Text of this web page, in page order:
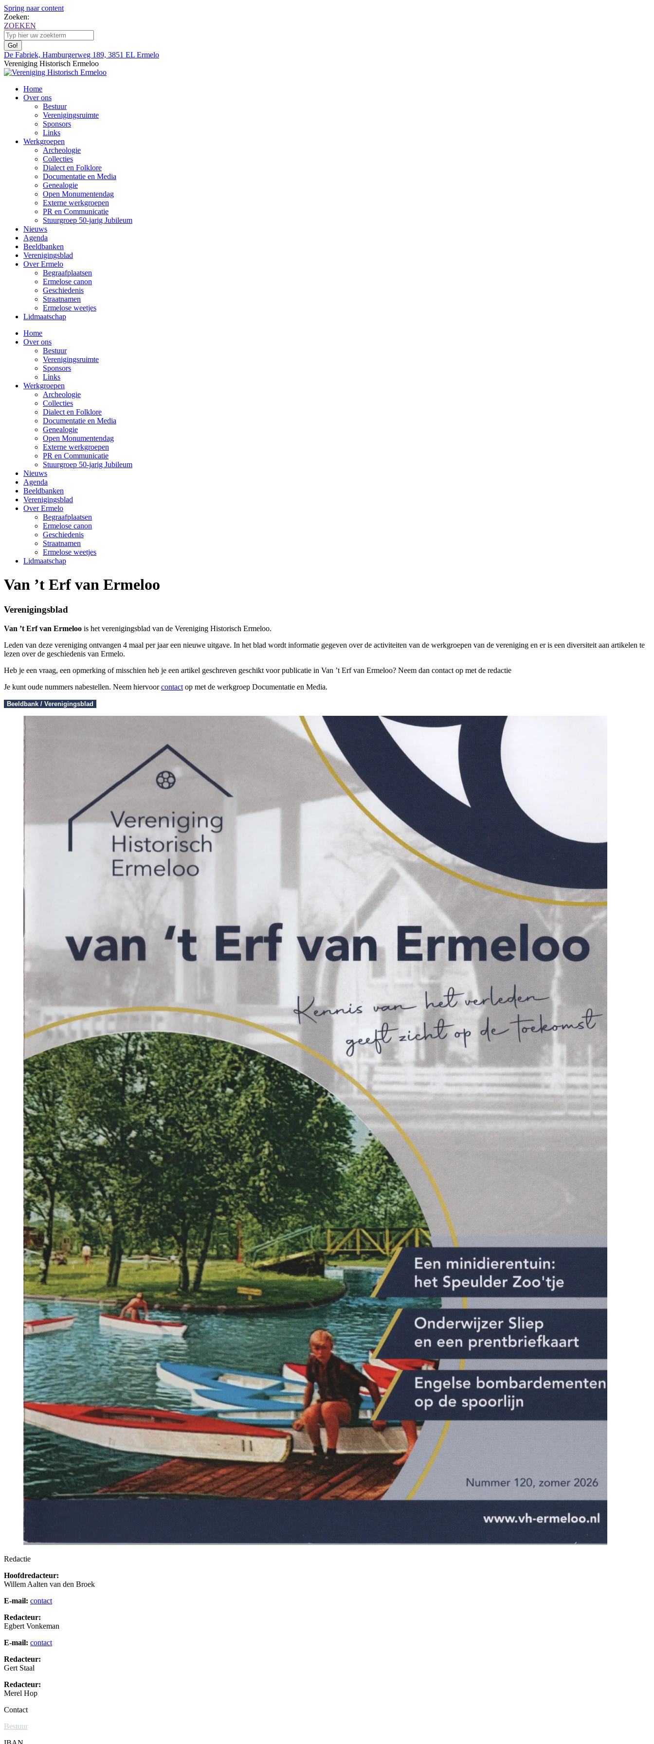
Spring naar content
Zoeken:
ZOEKEN
De Fabriek, Hamburgerweg 189, 3851 EL Ermelo
Vereniging Historisch Ermeloo
Home
Over ons
Bestuur
Verenigingsruimte
Sponsors
Links
Werkgroepen
Archeologie
Collecties
Dialect en Folklore
Documentatie en Media
Genealogie
Open Monumentendag
Externe werkgroepen
PR en Communicatie
Stuurgroep 50-jarig Jubileum
Nieuws
Agenda
Beeldbanken
Verenigingsblad
Over Ermelo
Begraafplaatsen
Ermelose canon
Geschiedenis
Straatnamen
Ermelose weetjes
Lidmaatschap
Home
Over ons
Bestuur
Verenigingsruimte
Sponsors
Links
Werkgroepen
Archeologie
Collecties
Dialect en Folklore
Documentatie en Media
Genealogie
Open Monumentendag
Externe werkgroepen
PR en Communicatie
Stuurgroep 50-jarig Jubileum
Nieuws
Agenda
Beeldbanken
Verenigingsblad
Over Ermelo
Begraafplaatsen
Ermelose canon
Geschiedenis
Straatnamen
Ermelose weetjes
Lidmaatschap
Van ’t Erf van Ermeloo
Verenigingsblad
Van ’t Erf van Ermeloo is het verenigingsblad van de Vereniging Historisch Ermeloo.
Leden van deze vereniging ontvangen 4 maal per jaar een nieuwe uitgave. In het blad wordt informatie gegeven over de activiteiten van de werkgroepen van de vereniging en er is een diversiteit aan artikelen te
lezen over de geschiedenis van Ermelo.
Heb je een vraag, een opmerking of misschien heb je een artikel geschreven geschikt voor publicatie in Van ’t Erf van Ermeloo? Neem dan contact op met de redactie
Je kunt oude nummers nabestellen. Neem hiervoorcontact op met de werkgroep Documentatie en Media.
Beeldbank / Verenigingsblad
Redactie
Hoofdredacteur:
Willem Aalten van den Broek
E-mail: contact
Redacteur:
Egbert Vonkeman
E-mail: contact
Redacteur:
Gert Staal
Redacteur:
Merel Hop
Contact
Bestuur